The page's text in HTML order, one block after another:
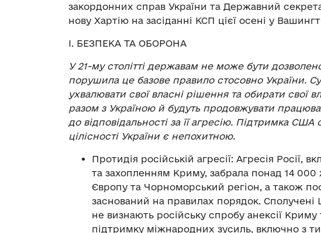
закордонних справ України та Державний
нову Хартію на засіданні КСП цієї осені у
І. БЕЗПЕКА ТА ОБОРОНА
У 21-му столітті державам не може бути
порушила це базове правило стосовно України.
ухвалювати свої власні рішення та обирати свої
разом з Україною й будуть продовжувати
до відповідальності за її агресію. Підтримка США
цілісності України є непохитною.
Протидія російській агресії: Агресія Росії,
та захопленням Криму, забрала понад 14 000
Європу та Чорноморський регіон, а також
заснований на правилах порядок. Сполучені
не визнають російську спробу анексії
підтримку міжнародних зусиль, включно з